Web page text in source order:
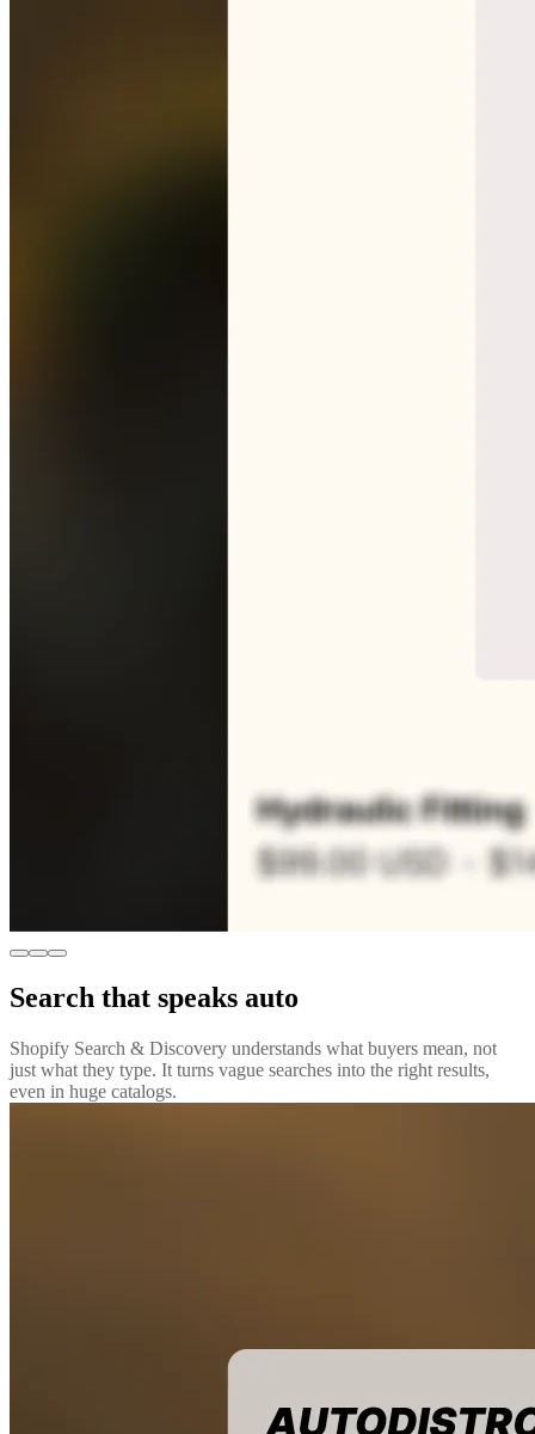
Search that speaks auto
Shopify Search & Discovery understands what buyers mean, not
just what they type. It turns vague searches into the right results,
even in huge catalogs.